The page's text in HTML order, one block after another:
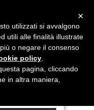
×
utilizzati si avvalgono
utili alle finalità illustrate
o negare il consenso
policy
pagina, cliccando
in altra maniera,